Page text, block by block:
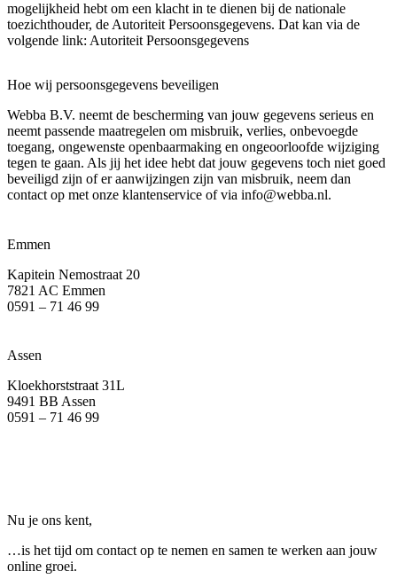
mogelijkheid hebt om een klacht in te dienen bij de nationale
toezichthouder, de Autoriteit Persoonsgegevens. Dat kan via de
volgende link: Autoriteit Persoonsgegevens
Hoe wij persoonsgegevens beveiligen
Webba B.V. neemt de bescherming van jouw gegevens serieus en
neemt passende maatregelen om misbruik, verlies, onbevoegde
toegang, ongewenste openbaarmaking en ongeoorloofde wijziging
tegen te gaan. Als jij het idee hebt dat jouw gegevens toch niet goed
beveiligd zijn of er aanwijzingen zijn van misbruik, neem dan
contact op met onze klantenservice of via info@webba.nl.
Emmen
Kapitein Nemostraat 20
7821 AC Emmen
0591 – 71 46 99
Assen
Kloekhorststraat 31L
9491 BB Assen
0591 – 71 46 99
Nu je ons kent,
…is het tijd om contact op te nemen en samen te werken aan jouw
online groei.